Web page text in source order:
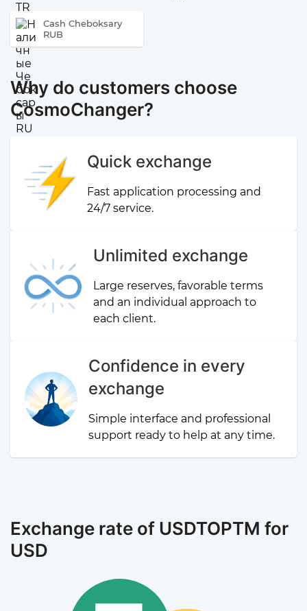
Cash Cheboksary
RUB
Why do customers choose
CosmoChanger?
Quick exchange
Fast application processing and
24/7 service.
Unlimited exchange
Large reserves, favorable terms
and an individual approach to
each client.
Confidence in every
exchange
Simple interface and professional
support ready to help at any time.
Exchange rate of USDTOPTM for
USD